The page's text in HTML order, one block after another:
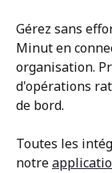
Gérez sans
Minut en
organisation.
d'opérations
de bord.
Toutes les
notre